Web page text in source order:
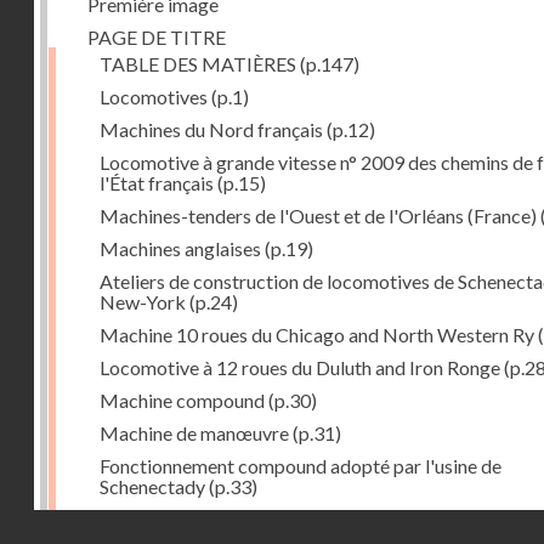
PAGE DE TITRE
TABLE DES MATIÈRES (p.147)
Locomotives (p.1)
Machines du Nord français (p.12)
Locomotive à grande vitesse n° 2009 des chemins de
l'État français (p.15)
Machines-tenders de l'Ouest et de l'Orléans (France)
Machines anglaises (p.19)
Ateliers de construction de locomotives de
New-York (p.24)
Machine 10 roues du Chicago and North Western Ry
Locomotive à 12 roues du Duluth and Iron Ronge
Machine compound(p.30)
Machine de manœuvre(p.31)
Fonctionnement compound adopté par l'usine de
Schenectady(p.33)